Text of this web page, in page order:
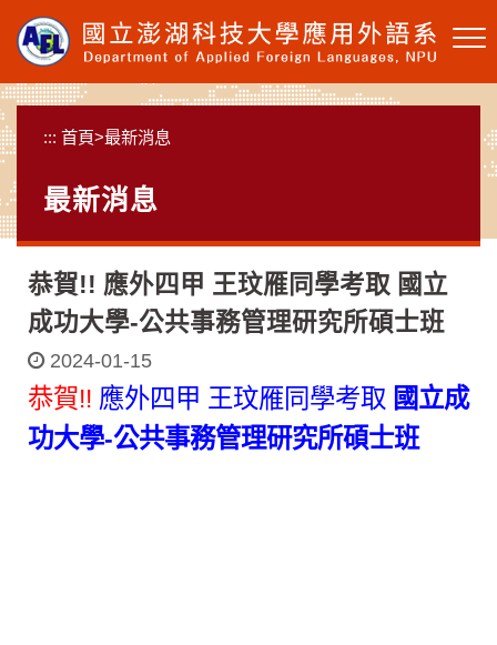
要
內
容
塊
::: 首頁>最新消息
最新消息
恭賀!! 應外四甲 王玟雁同學考取 國立
成功大學-公共事務管理研究所碩士班
2024-01-15
恭賀!! 應外四甲 王玟雁同學考取 國立成
功大學-公共事務管理研究所碩士班